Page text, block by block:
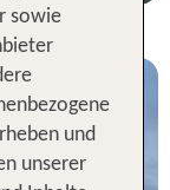
sowie
und
unserer